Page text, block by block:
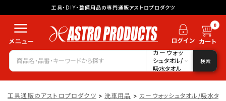
工具・DIY・整備用品の専門通販アストロプロダクツ
0
カーウォッ
シュタオル/
吸水タオル
検索
工具通販のアストロプロダクツ > 洗車用品 > カーウォッシュタオル/吸水タ